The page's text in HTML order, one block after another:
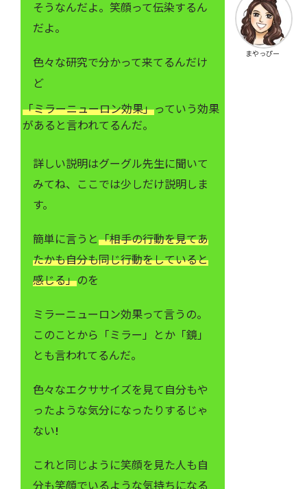
そうなんだよ。笑顔って伝染するん
だよ。
色々な研究で分かって来てるんだけ
ど
「ミラーニューロン効果」っていう効果
があると言われてるんだ。
詳しい説明はグーグル先生に聞いて
みてね、ここでは少しだけ説明しま
す。
簡単に言うと「相手の行動を見てあ
たかも自分も同じ行動をしていると
感じる」のを
ミラーニューロン効果って言うの。
このことから「ミラー」とか「鏡」
とも言われてるんだ。
色々なエクササイズを見て自分もや
ったような気分になったりするじゃ
ない!
これと同じように笑顔を見た人も自
分も笑顔でいるような気持ちになる
まやっぴー